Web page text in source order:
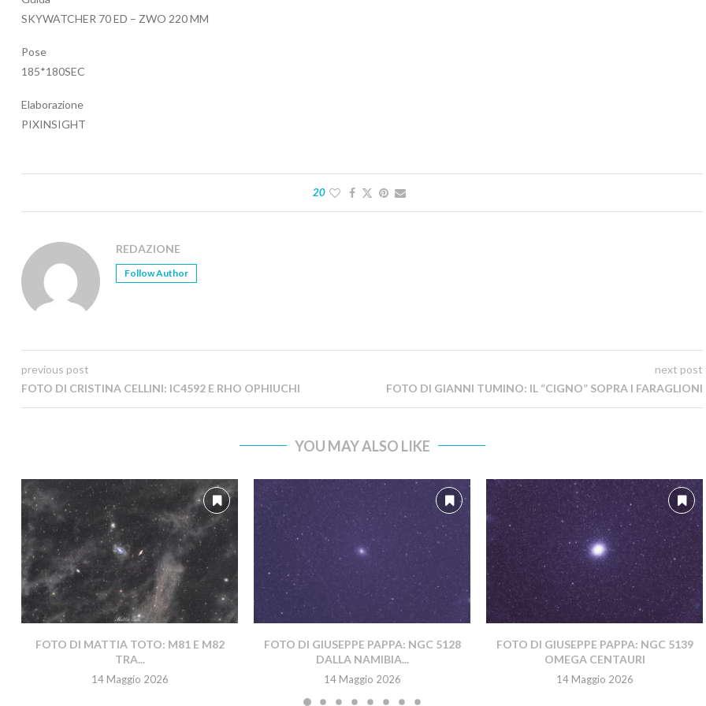
SKYWATCHER 70 ED – ZWO 220 MM
Pose
185*180SEC
Elaborazione
PIXINSIGHT
20
REDAZIONE
Follow Author
previous post
FOTO DI CRISTINA CELLINI: IC4592 E RHO OPHIUCHI
next post
FOTO DI GIANNI TUMINO: IL “CIGNO” SOPRA I FARAGLIONI
YOU MAY ALSO LIKE
FOTO DI MATTIA TOTO: M81 E M82
TRA...
14 Maggio 2026
FOTO DI GIUSEPPE PAPPA: NGC 5128
DALLA NAMIBIA...
14 Maggio 2026
FOTO DI GIUSEPPE PAPPA: NGC 5139
OMEGA CENTAURI
14 Maggio 2026